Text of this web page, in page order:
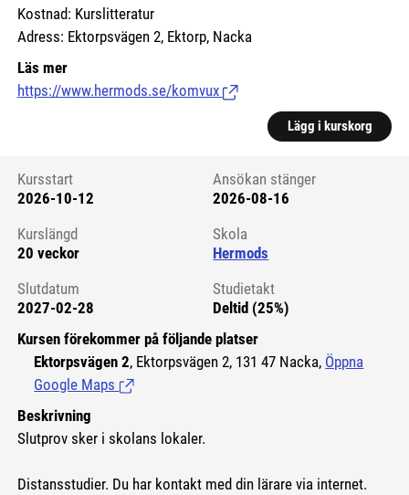
Kostnad: Kurslitteratur
Adress: Ektorpsvägen 2, Ektorp, Nacka
Läs mer
https://www.hermods.se/komvux (Länk till extern sida.)
Lägg i kurskorg
Kursstart 6125232
Kursstart
2026-10-12
Ansökan stänger
2026-08-16
Kurslängd
20 veckor
Skola
Hermods
Slutdatum
2027-02-28
Studietakt
Deltid (25%)
Kursen förekommer på följande platser
Ektorpsvägen 2, Ektorpsvägen 2, 131 47 Nacka, Öppna
Google Maps (Länk till extern sida.)
Beskrivning
Slutprov sker i skolans lokaler.
Distansstudier. Du har kontakt med din lärare via internet.